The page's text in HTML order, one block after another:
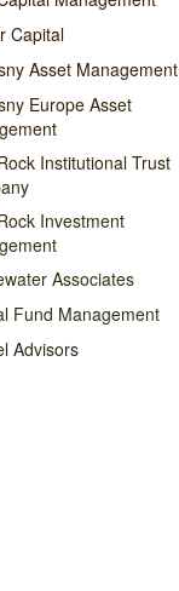
Capital
Asset Management
Europe Asset
Institutional Trust
Investment
Associates
Fund Management
Advisors